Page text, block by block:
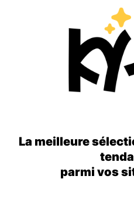
La meilleure
parmi vos